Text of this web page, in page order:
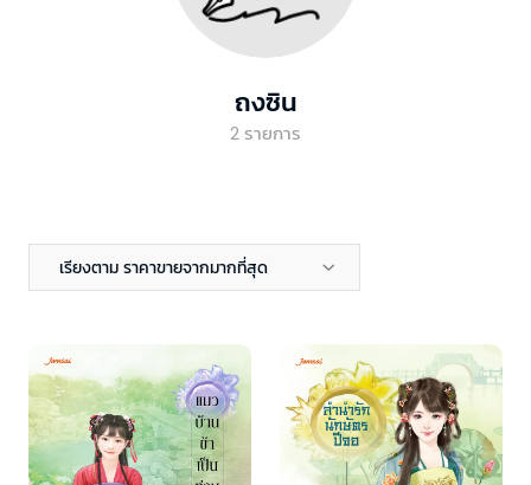
ถงซิน
2รายการ
เรียงตาม ราคาขายจากมากที่สุด